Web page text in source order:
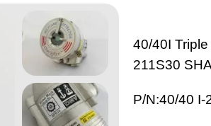
40/40I
211S30